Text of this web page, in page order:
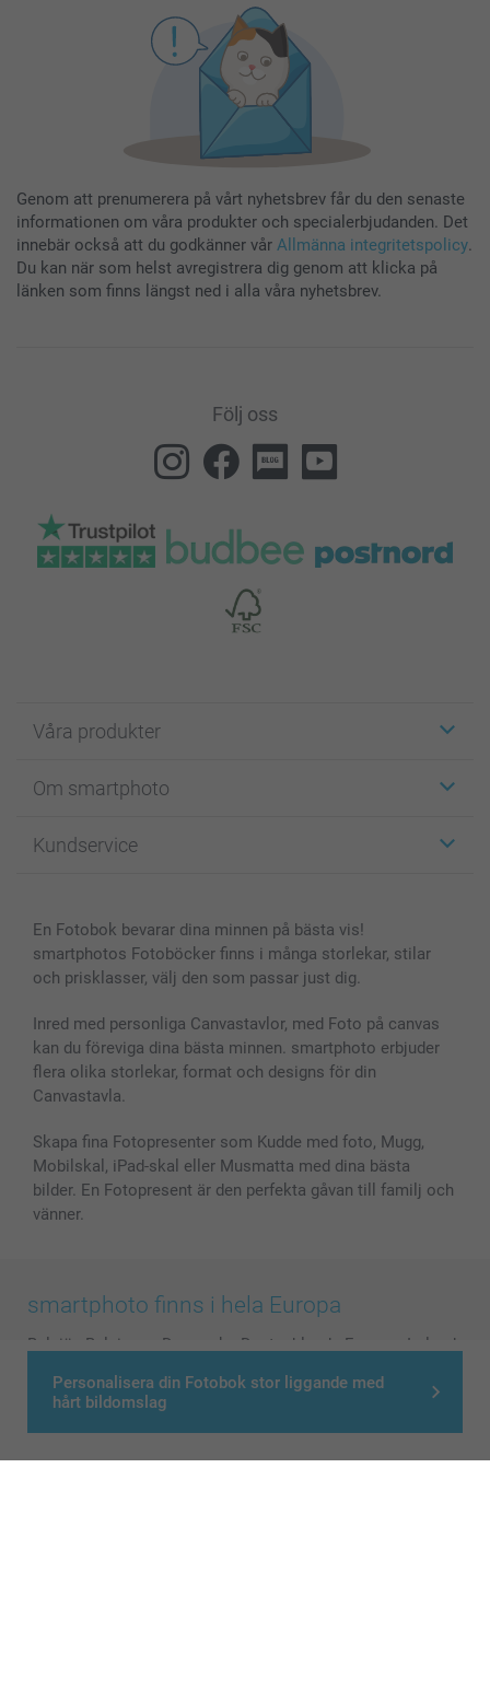
Personalisera din Fotobok stor liggande med
hårt bildomslag
Genom att prenumerera på vårt nyhetsbrev får du den senaste
informationen om våra produkter och specialerbjudanden. Det
innebär också att du godkänner vår Allmänna integritetspolicy.
Du kan när som helst avregistrera dig genom att klicka på
länken som finns längst ned i alla våra nyhetsbrev.
Följ oss
Våra produkter
Fotokort
Fotoböcker
Skal till Mobil & Surfplatta
MyNameBook
Fotoramar & Tillbehör
Presentkort
Alla fotoprodukter
Om smartphoto
För affiliates
Sitemap
Villkor och garantier
Kundservice
smartbonus
Priser & betalning
En Fotobok bevarar dina minnen på bästa vis!
smartphotos Fotoböcker finns i många storlekar, stilar
och prisklasser, välj den som passar just dig.
Inred med personliga Canvastavlor, med Foto på canvas
kan du föreviga dina bästa minnen. smartphoto erbjuder
flera olika storlekar, format och designs för din
Canvastavla.
Skapa fina Fotopresenter som Kudde med foto, Mugg,
Mobilskal, iPad-skal eller Musmatta med dina bästa
bilder. En Fotopresent är den perfekta gåvan till familj och
vänner.
smartphoto finns i hela Europa
België Belgique Danmark Deutschland France
Ireland
Nederland - Norge Österreich Schweiz Suisse
Switzerland - Suomi